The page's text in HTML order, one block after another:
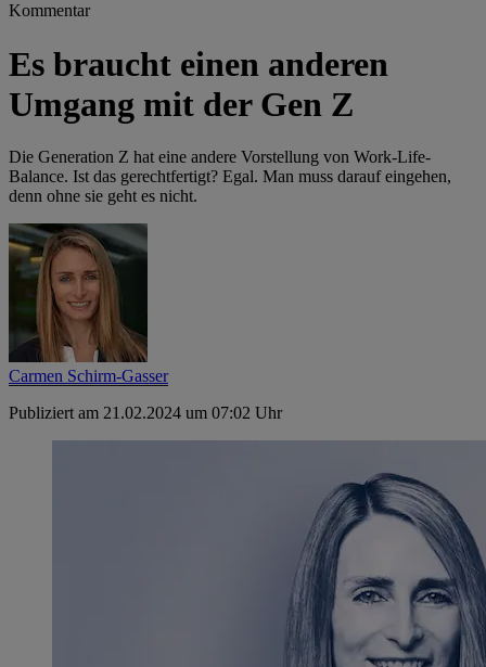
Kommentar
Es braucht einen anderen
Umgang mit der Gen Z
Die Generation Z hat eine andere Vorstellung von Work-Life-
Balance. Ist das gerechtfertigt? Egal. Man muss darauf eingehen,
denn ohne sie geht es nicht.
Carmen Schirm-Gasser
Publiziert am 21.02.2024 um 07:02 Uhr